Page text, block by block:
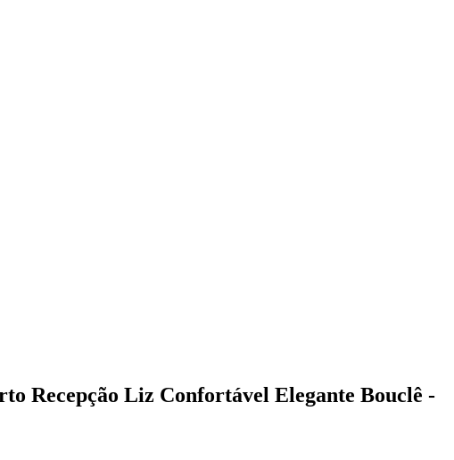
Recepção Liz Confortável Elegante Bouclê -